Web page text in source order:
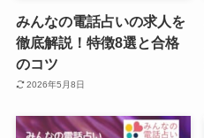
みんなの電話占いの求人を
徹底解説！特徴8選と合格
のコツ
2026年5月8日